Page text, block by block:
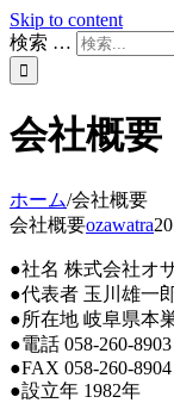
Skip to content
検索 …
会社概要
ホーム/会社概要
会社概要ozawatra
●社名 株式会社オ
●代表者 玉川雄一
●所在地 岐阜県本
●電話 058-260-8903
●FAX 058-260-8904
●設立年 1982年